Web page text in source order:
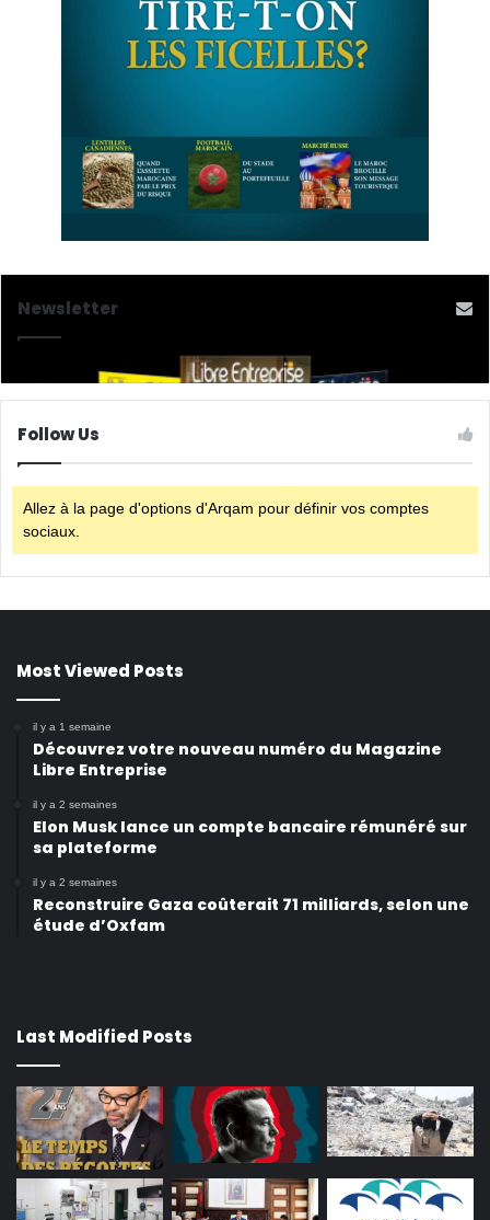
Newsletter
Follow Us
Allez à la page d'options d'Arqam pour définir vos comptes
sociaux.
Most Viewed Posts
il y a 1 semaine
Découvrez votre nouveau numéro du Magazine
Libre Entreprise
il y a 2 semaines
Elon Musk lance un compte bancaire rémunéré sur
sa plateforme
il y a 2 semaines
Reconstruire Gaza coûterait 71 milliards, selon une
étude d’Oxfam
Last Modified Posts